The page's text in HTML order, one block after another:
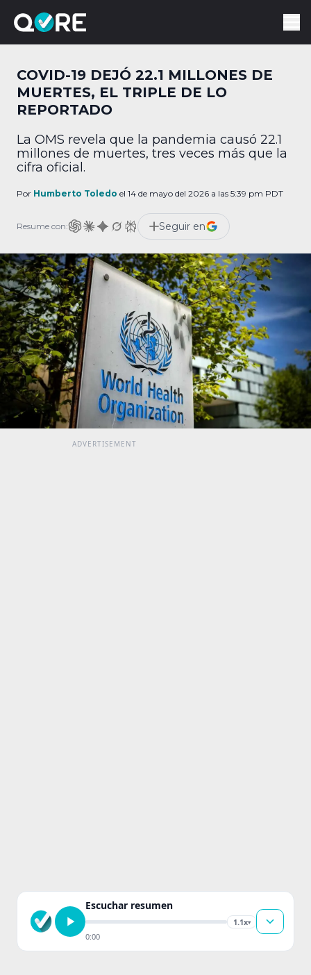
COVID-19 DEJÓ 22.1 MILLONES DE
MUERTES, EL TRIPLE DE LO
REPORTADO
La OMS revela que la pandemia causó 22.1
millones de muertes, tres veces más que la
cifra oficial.
Por Humberto Toledo el 14 de mayo del 2026 a las 5:39 pm PDT
Resume con: Seguir en
Escuchar resumen
1.1x▾
0:00